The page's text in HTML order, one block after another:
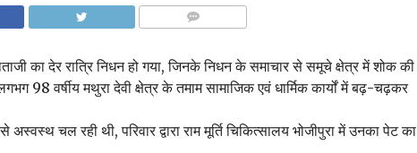
का देर रात्रि निधन हो गया, जिनके निधन के समाचार से समूचे क्षेत्र में शोक की
98 वर्षीय मथुरा देवी क्षेत्र के तमाम सामाजिक एवं धार्मिक कार्यों में बढ़-चढ़कर
चल रही थी, परिवार द्वारा राम मूर्ति चिकित्सालय भोजीपुरा में उनका पेट का